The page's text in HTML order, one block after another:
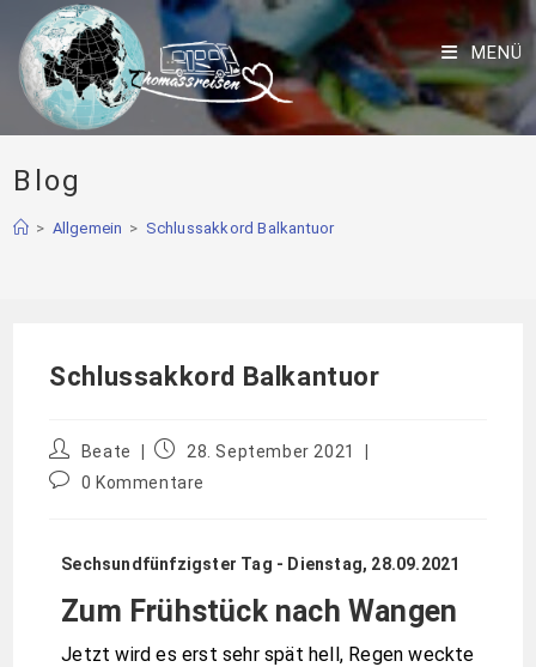
MENÜ
Blog
> Allgemein > Schlussakkord Balkantuor
Schlussakkord Balkantuor
Beate
28. September 2021
0 Kommentare
Sechsundfünfzigster Tag - Dienstag, 28.09.2021
Zum Frühstück nach Wangen
Jetzt wird es erst sehr spät hell, Regen weckte